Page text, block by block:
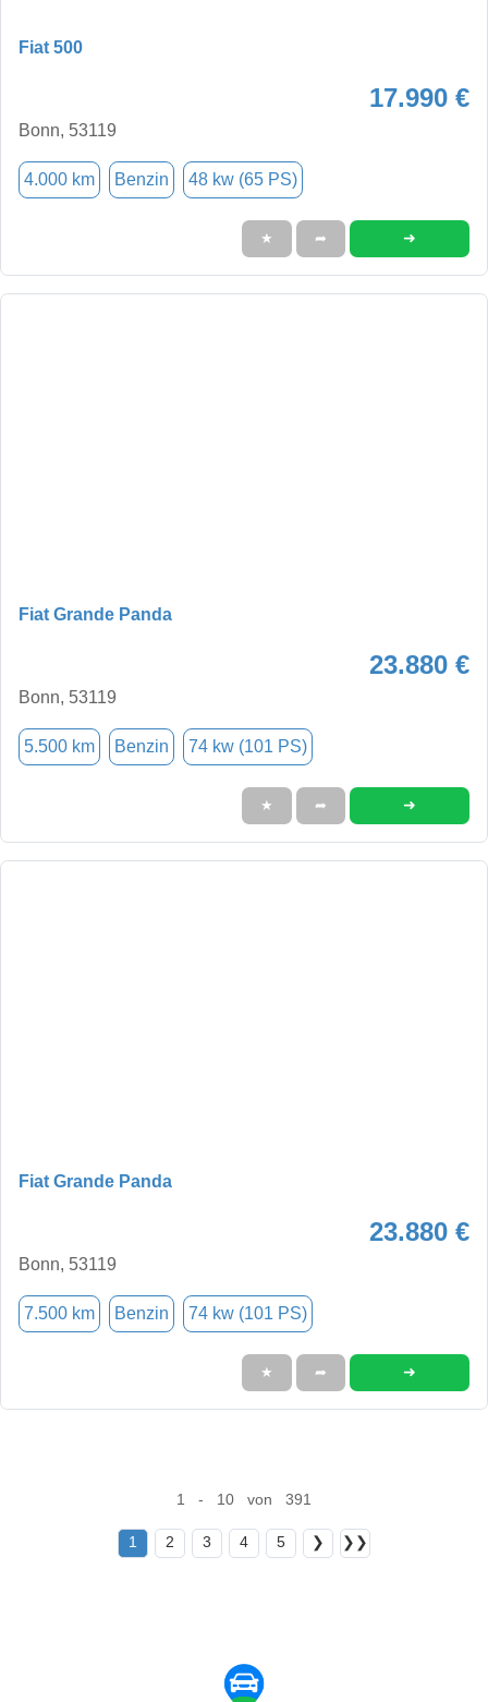
Fiat 500
17.990 €
Bonn, 53119
4.000 km Benzin 48 kw (65 PS)
★ ➦ ➜
Fiat Grande Panda
23.880 €
Bonn, 53119
5.500 km Benzin 74 kw (101 PS)
★ ➦ ➜
Fiat Grande Panda
23.880 €
Bonn, 53119
7.500 km Benzin 74 kw (101 PS)
★ ➦ ➜
1 - 10 von 391
1 2 3 4 5 ❯ ❯❯